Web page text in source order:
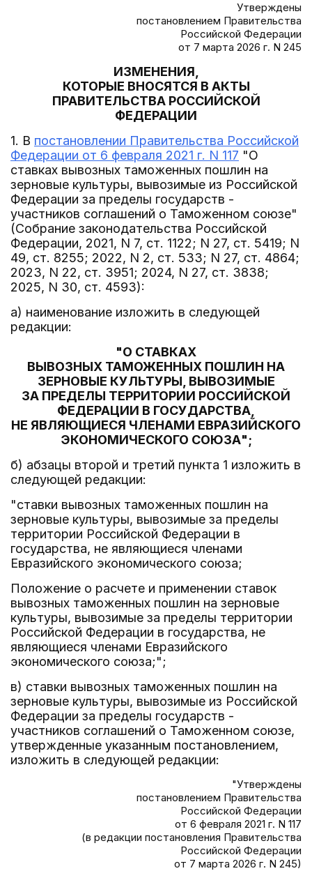
Утверждены
постановлением Правительства
Российской Федерации
от 7 марта 2026 г. N 245
ИЗМЕНЕНИЯ,
КОТОРЫЕ ВНОСЯТСЯ В АКТЫ
ПРАВИТЕЛЬСТВА РОССИЙСКОЙ
ФЕДЕРАЦИИ
1. В постановлении Правительства Российской
Федерации от 6 февраля 2021 г. N 117 "О
ставках вывозных таможенных пошлин на
зерновые культуры, вывозимые из Российской
Федерации за пределы государств -
участников соглашений о Таможенном союзе"
(Собрание законодательства Российской
Федерации, 2021, N 7, ст. 1122; N 27, ст. 5419; N
49, ст. 8255; 2022, N 2, ст. 533; N 27, ст. 4864;
2023, N 22, ст. 3951; 2024, N 27, ст. 3838;
2025, N 30, ст. 4593):
а) наименование изложить в следующей
редакции:
"О СТАВКАХ
ВЫВОЗНЫХ ТАМОЖЕННЫХ ПОШЛИН НА
ЗЕРНОВЫЕ КУЛЬТУРЫ, ВЫВОЗИМЫЕ
ЗА ПРЕДЕЛЫ ТЕРРИТОРИИ РОССИЙСКОЙ
ФЕДЕРАЦИИ В ГОСУДАРСТВА,
НЕ ЯВЛЯЮЩИЕСЯ ЧЛЕНАМИ ЕВРАЗИЙСКОГО
ЭКОНОМИЧЕСКОГО СОЮЗА";
б) абзацы второй и третий пункта 1 изложить в
следующей редакции:
"ставки вывозных таможенных пошлин на
зерновые культуры, вывозимые за пределы
территории Российской Федерации в
государства, не являющиеся членами
Евразийского экономического союза;
Положение о расчете и применении ставок
вывозных таможенных пошлин на зерновые
культуры, вывозимые за пределы территории
Российской Федерации в государства, не
являющиеся членами Евразийского
экономического союза;";
в) ставки вывозных таможенных пошлин на
зерновые культуры, вывозимые из Российской
Федерации за пределы государств -
участников соглашений о Таможенном союзе,
утвержденные указанным постановлением,
изложить в следующей редакции:
"Утверждены
постановлением Правительства
Российской Федерации
от 6 февраля 2021 г. N 117
(в редакции постановления Правительства
Российской Федерации
от 7 марта 2026 г. N 245)